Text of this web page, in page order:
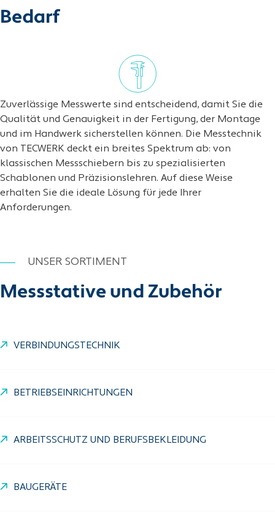
Bedarf
Zuverlässige Messwerte sind entscheidend, damit Sie die
Qualität und Genauigkeit in der Fertigung, der Montage
und im Handwerk sicherstellen können. Die Messtechnik
von TECWERK deckt ein breites Spektrum ab: von
klassischen Messschiebern bis zu spezialisierten
Schablonen und Präzisionslehren. Auf diese Weise
erhalten Sie die ideale Lösung für jede Ihrer
Anforderungen.
UNSER SORTIMENT
Messstative und Zubehör
VERBINDUNGSTECHNIK
BETRIEBSEINRICHTUNGEN
ARBEITSSCHUTZ UND BERUFSBEKLEIDUNG
BAUGERÄTE